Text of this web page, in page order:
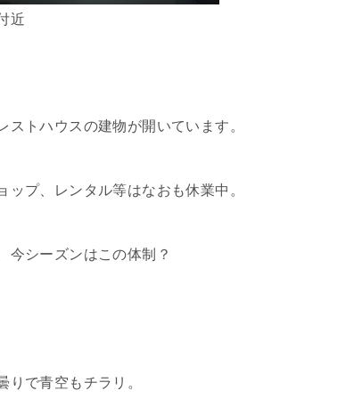
近
ストハウスの建物が開いています。
ップ、レンタル等はなおも休業中。
今シーズンはこの体制？
りで青空もチラリ。